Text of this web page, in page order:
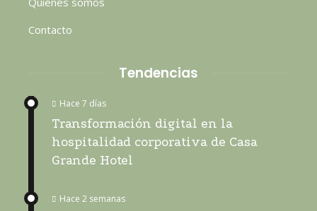
Contacto
Tendencias
Hace 7 días
Transformación digital en la
hospitalidad corporativa de Casa
Grande Hotel
Hace 2 semanas